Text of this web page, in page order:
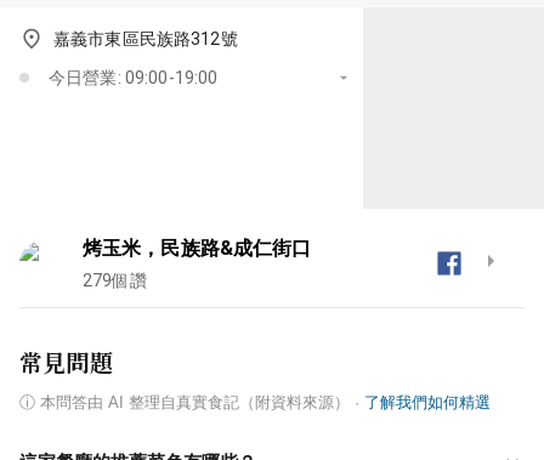
嘉義市東區民族路312號
今日營業: 09:00-19:00
烤玉米，民族路&成仁街口
279個讚
常見問題
ⓘ 本問答由 AI 整理自真實食記（附資料來源） · 了解我們如何精選